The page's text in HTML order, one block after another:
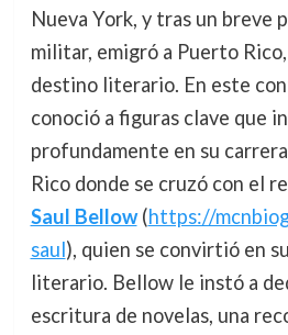
Nueva York, y tras un breve
militar, emigró a Puerto
destino literario. En este
conoció a figuras clave que
profundamente en su
Rico donde se cruzó con el
Saul Bellow(https://
saul), quien se convirtió en
literario. Bellow le instó a
escritura de novelas, una